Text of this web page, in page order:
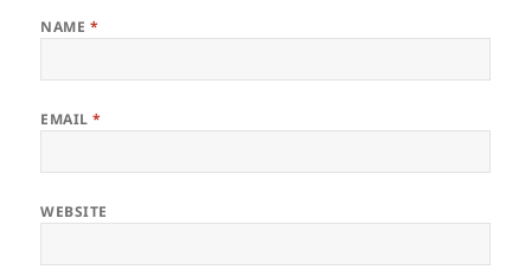
NAME *
EMAIL*
WEBSITE